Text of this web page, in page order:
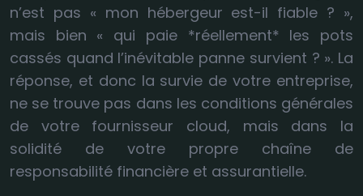
n’est pas « mon hébergeur est-il fiable ? »,
mais bien « qui paie *réellement* les pots
cassés quand l’inévitable panne survient ? ». La
réponse, et donc la survie de votre entreprise,
ne se trouve pas dans les conditions générales
de votre fournisseur cloud, mais dans la
solidité de votre propre chaîne de
responsabilité financière et assurantielle.